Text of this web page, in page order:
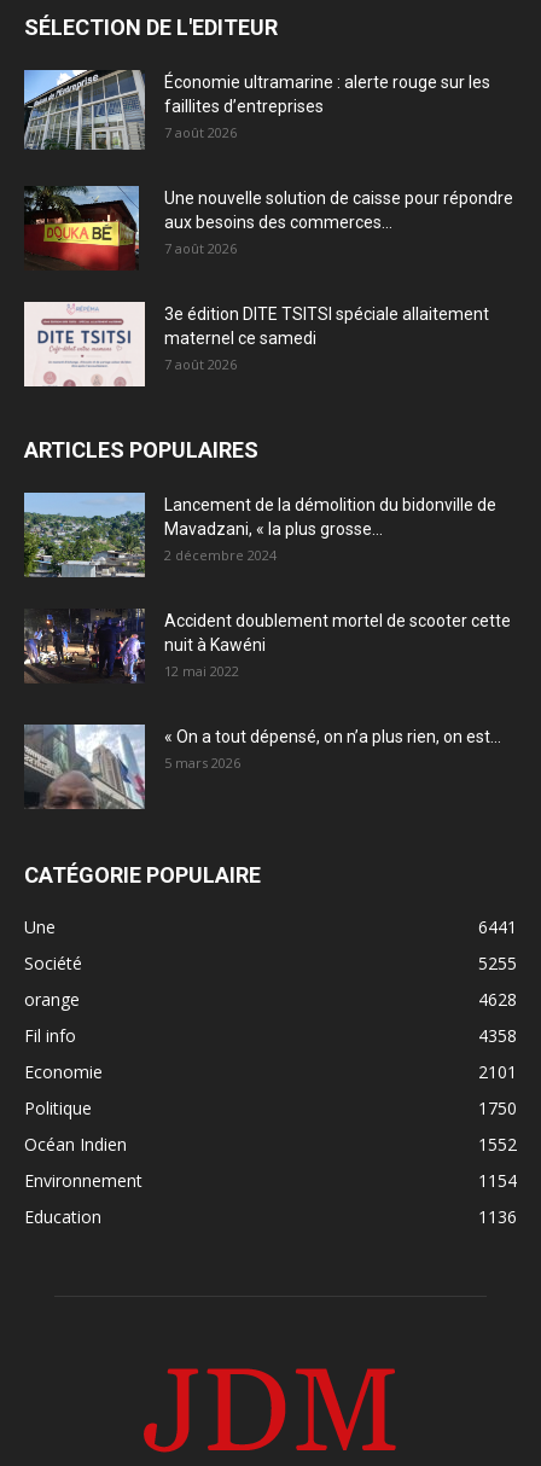
SÉLECTION DE L'EDITEUR
Économie ultramarine : alerte rouge sur les
faillites d’entreprises
7 août 2026
Une nouvelle solution de caisse pour répondre
aux besoins des commerces...
7 août 2026
3e édition DITE TSITSI spéciale allaitement
maternel ce samedi
7 août 2026
ARTICLES POPULAIRES
Lancement de la démolition du bidonville de
Mavadzani, « la plus grosse...
2 décembre 2024
Accident doublement mortel de scooter cette
nuit à Kawéni
12 mai 2022
« On a tout dépensé, on n’a plus rien, on est...
5 mars 2026
CATÉGORIE POPULAIRE
Une
6441
Société
5255
orange
4628
Fil info
4358
Economie
2101
Politique
1750
Océan Indien
1552
Environnement
1154
Education
1136